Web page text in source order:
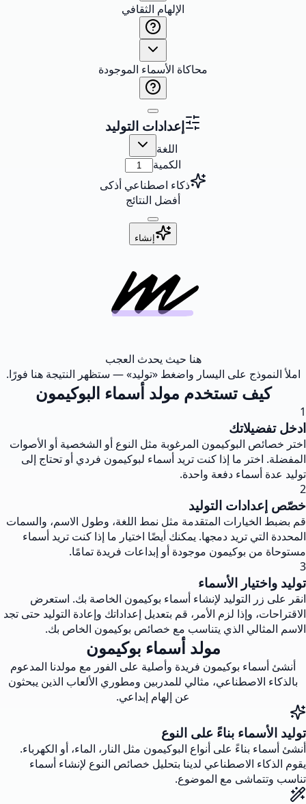
الإلهام الثقافي
محاكاة الأسماء الموجودة
إعدادات التوليد
اللغة
الكمية
ذكاء اصطناعي أذكى
أفضل النتائج
إنشاء
هنا حيث يحدث العجب
املأ النموذج على اليسار واضغط «توليد» — ستظهر النتيجة هنا فورًا.
كيف تستخدم مولد أسماء البوكيمون
1
ادخل تفضيلاتك
اختر خصائص البوكيمون المرغوبة مثل النوع أو الشخصية أو الأصوات
المفضلة. اختر ما إذا كنت تريد أسماء لبوكيمون فردي أو تحتاج إلى
توليد عدة أسماء دفعة واحدة.
2
خصّص إعدادات التوليد
قم بضبط الخيارات المتقدمة مثل نمط اللغة، وطول الاسم، والسمات
المحددة التي تريد دمجها. يمكنك أيضًا اختيار ما إذا كنت تريد أسماء
مستوحاة من بوكيمون موجودة أو إبداعات فريدة تمامًا.
3
توليد واختيار الأسماء
انقر على زر التوليد لإنشاء أسماء بوكيمون الخاصة بك. استعرض
الاقتراحات، وإذا لزم الأمر، قم بتعديل إعداداتك وإعادة التوليد حتى تجد
الاسم المثالي الذي يتناسب مع خصائص بوكيمون الخاص بك.
مولد أسماء بوكيمون
أنشئ أسماء بوكيمون فريدة وأصلية على الفور مع مولدنا المدعوم
بالذكاء الاصطناعي، مثالي للمدربين ومطوري الألعاب الذين يبحثون
عن إلهام إبداعي.
توليد الأسماء بناءً على النوع
أنشئ أسماء بناءً على أنواع البوكيمون مثل النار، الماء، أو الكهرباء.
يقوم الذكاء الاصطناعي لدينا بتحليل خصائص النوع لإنشاء أسماء
تناسب وتتماشى مع الموضوع.